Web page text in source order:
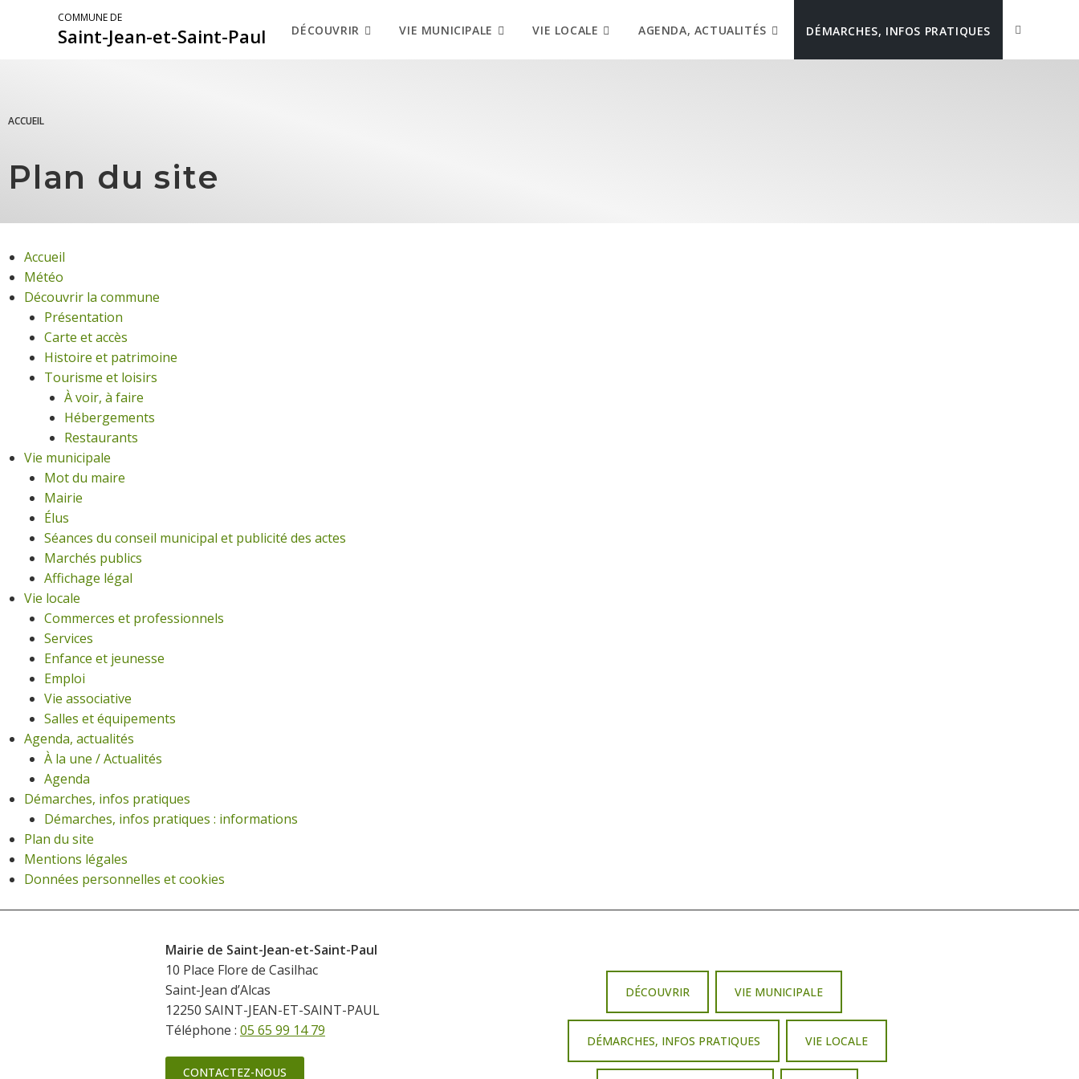
COMMUNE DE
Saint-Jean-et-Saint-Paul DÉCOUVRIR VIE MUNICIPALE VIE LOCALE AGENDA, ACTUALITÉS DÉMARCHES, INFOS PRATIQUES
ACCUEIL
Plan du site
Accueil
Météo
Découvrir la commune
Présentation
Carte et accès
Histoire et patrimoine
Tourisme et loisirs
À voir, à faire
Hébergements
Restaurants
Vie municipale
Mot du maire
Mairie
Élus
Séances du conseil municipal et publicité des actes
Marchés publics
Affichage légal
Vie locale
Commerces et professionnels
Services
Enfance et jeunesse
Emploi
Vie associative
Salles et équipements
Agenda, actualités
À la une / Actualités
Agenda
Démarches, infos pratiques
Démarches, infos pratiques : informations
Plan du site
Mentions légales
Données personnelles et cookies
Mairie de Saint-Jean-et-Saint-Paul
10 Place Flore de Casilhac
Saint-Jean d’Alcas
12250 SAINT-JEAN-ET-SAINT-PAUL
Téléphone : 05 65 99 14 79
CONTACTEZ-NOUS
DÉCOUVRIR VIE MUNICIPALE
DÉMARCHES, INFOS PRATIQUES VIE LOCALE